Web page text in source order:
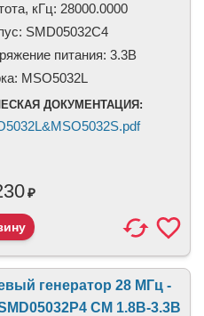
кГц: 28000.0000
SMD05032C4
питания: 3.3В
MSO5032L
ДОКУМЕНТАЦИЯ:
₽
генератор 28 МГц -
CM 1.8В-3.3В